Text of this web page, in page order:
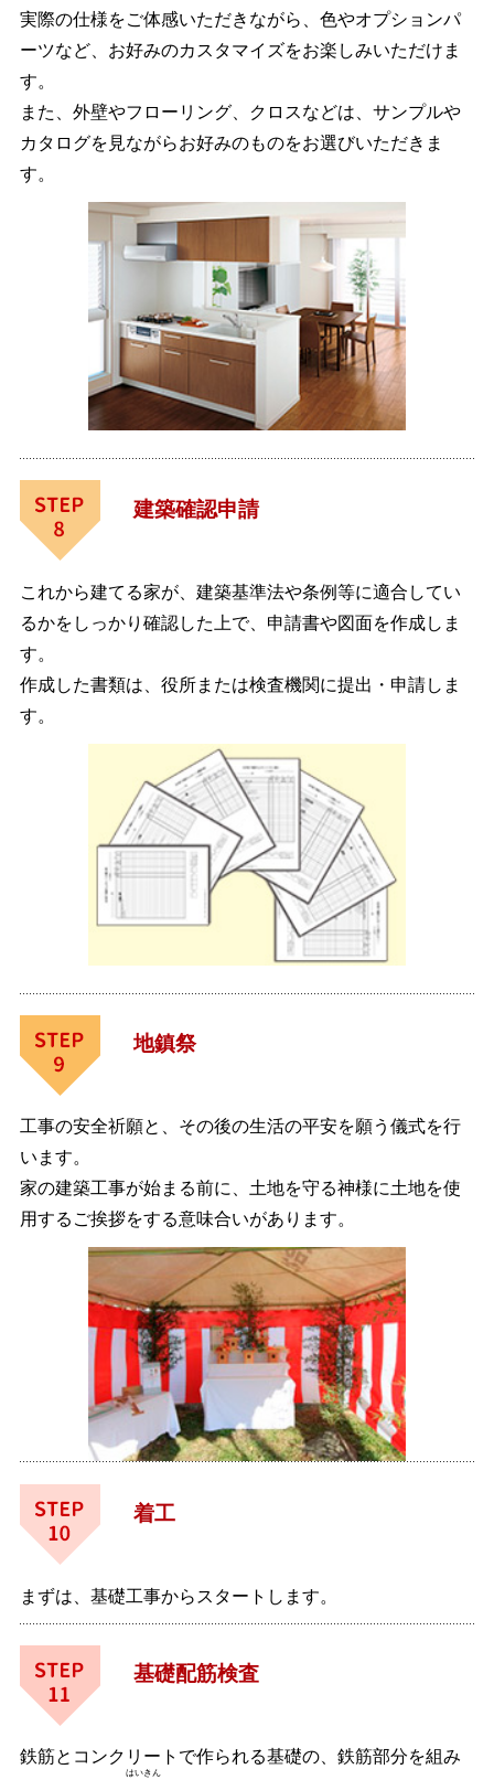
実際の仕様をご体感いただきながら、色やオプションパ
ーツなど、お好みのカスタマイズをお楽しみいただけま
す。
また、外壁やフローリング、クロスなどは、サンプルや
カタログを見ながらお好みのものをお選びいただきま
す。
建築確認申請
これから建てる家が、建築基準法や条例等に適合してい
るかをしっかり確認した上で、申請書や図面を作成しま
す。
作成した書類は、役所または検査機関に提出・申請しま
す。
地鎮祭
工事の安全祈願と、その後の生活の平安を願う儀式を行
います。
家の建築工事が始まる前に、土地を守る神様に土地を使
用するご挨拶をする意味合いがあります。
着工
まずは、基礎工事からスタートします。
基礎配筋検査
鉄筋とコンクリートで作られる基礎の、鉄筋部分を組み
はいきん